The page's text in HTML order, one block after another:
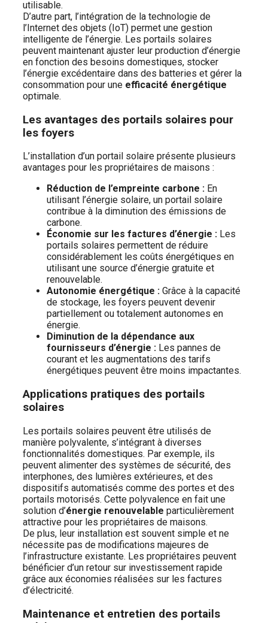
utilisable.
D’autre part, l’intégration de la technologie de
l’Internet des objets (IoT) permet une gestion
intelligente de l’énergie. Les portails solaires
peuvent maintenant ajuster leur production d’énergie
en fonction des besoins domestiques, stocker
l’énergie excédentaire dans des batteries et gérer la
consommation pour une efficacité énergétique
optimale.
Les avantages des portails solaires pour
les foyers
L’installation d’un portail solaire présente plusieurs
avantages pour les propriétaires de maisons :
Réduction de l’empreinte carbone : En
utilisant l’énergie solaire, un portail solaire
contribue à la diminution des émissions de
carbone.
Économie sur les factures d’énergie : Les
portails solaires permettent de réduire
considérablement les coûts énergétiques en
utilisant une source d’énergie gratuite et
renouvelable.
Autonomie énergétique : Grâce à la capacité
de stockage, les foyers peuvent devenir
partiellement ou totalement autonomes en
énergie.
Diminution de la dépendance aux
fournisseurs d’énergie : Les pannes de
courant et les augmentations des tarifs
énergétiques peuvent être moins impactantes.
Applications pratiques des portails
solaires
Les portails solaires peuvent être utilisés de
manière polyvalente, s’intégrant à diverses
fonctionnalités domestiques. Par exemple, ils
peuvent alimenter des systèmes de sécurité, des
interphones, des lumières extérieures, et des
dispositifs automatisés comme des portes et des
portails motorisés. Cette polyvalence en fait une
solution d’énergie renouvelable particulièrement
attractive pour les propriétaires de maisons.
De plus, leur installation est souvent simple et ne
nécessite pas de modifications majeures de
l’infrastructure existante. Les propriétaires peuvent
bénéficier d’un retour sur investissement rapide
grâce aux économies réalisées sur les factures
d’électricité.
Maintenance et entretien des portails